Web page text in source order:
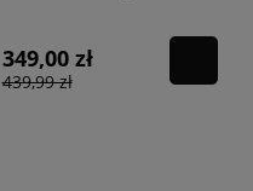
349,00 zł
439,99 zł